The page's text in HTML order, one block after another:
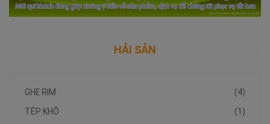
HẢI SẢN
(4)
GHẸ RIM
(1)
TÉP KHÔ